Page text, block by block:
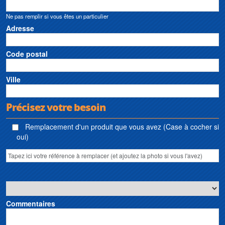
Ne pas remplir si vous êtes un particulier
Adresse
Code postal
Ville
Précisez votre besoin
Remplacement d'un produit que vous avez (Case à cocher si
oui)
Commentaires